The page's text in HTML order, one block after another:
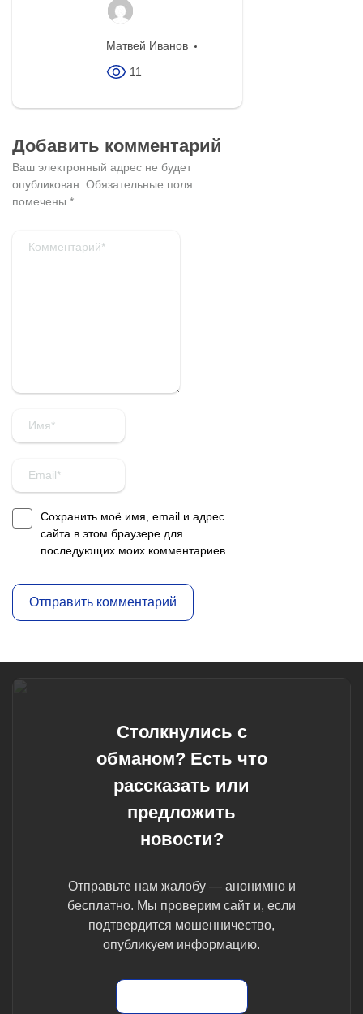
Матвей Иванов
11
Добавить комментарий
Ваш электронный адрес не будет
опубликован. Обязательные поля
помечены *
Сохранить моё имя, email и адрес
сайта в этом браузере для
последующих моих комментариев.
Столкнулись с
обманом? Есть что
рассказать или
предложить
новости?
Отправьте нам жалобу — анонимно и
бесплатно. Мы проверим сайт и, если
подтвердится мошенничество,
опубликуем информацию.